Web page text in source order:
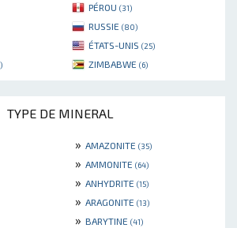
PÉROU (31)
RUSSIE (80)
ÉTATS-UNIS (25)
ZIMBABWE (6)
TYPE DE MINERAL
» AMAZONITE (35)
» AMMONITE (64)
» ANHYDRITE (15)
» ARAGONITE (13)
» BARYTINE (41)